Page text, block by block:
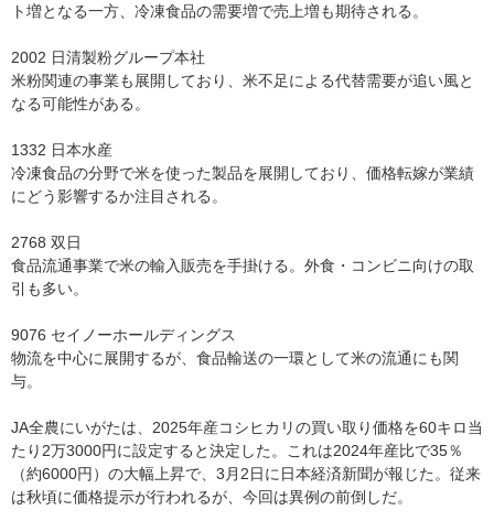
ト増となる一方、冷凍食品の需要増で売上増も期待される。
2002 日清製粉グループ本社
米粉関連の事業も展開しており、米不足による代替需要が追い風と
なる可能性がある。
1332 日本水産
冷凍食品の分野で米を使った製品を展開しており、価格転嫁が業績
にどう影響するか注目される。
2768 双日
食品流通事業で米の輸入販売を手掛ける。外食・コンビニ向けの取
引も多い。
9076 セイノーホールディングス
物流を中心に展開するが、食品輸送の一環として米の流通にも関
与。
JA全農にいがたは、2025年産コシヒカリの買い取り価格を60キロ当
たり2万3000円に設定すると決定した。これは2024年産比で35％
（約6000円）の大幅上昇で、3月2日に日本経済新聞が報じた。従来
は秋頃に価格提示が行われるが、今回は異例の前倒しだ。